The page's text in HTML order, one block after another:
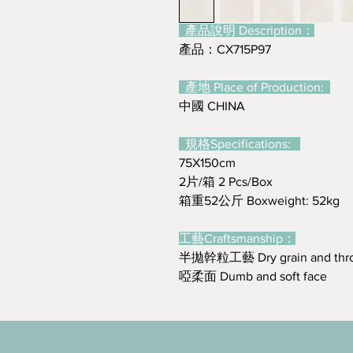
產品說明 Description：
產品：CX715P97
產地 Place of Production:
中國 CHINA
規格Specifications:
75X150cm
2片/箱 2 Pcs/Box
箱重52公斤 Boxweight: 52kg
工藝Craftsmanship：
半拋幹粒工藝 Dry grain and
啞柔面 Dumb and soft face